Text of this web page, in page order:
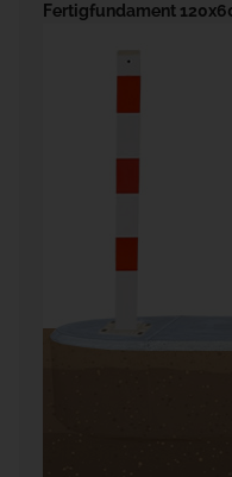
Fertigfundament